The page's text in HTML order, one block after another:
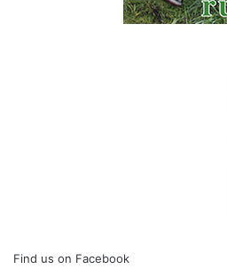
Find us on Facebook